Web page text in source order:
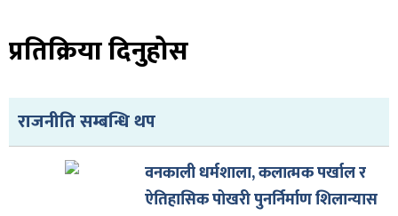
प्रतिक्रिया दिनुहोस
राजनीति सम्बन्धि थप
वनकाली धर्मशाला, कलात्मक पर्खाल र
ऐतिहासिक पोखरी पुनर्निर्माण शिलान्यास